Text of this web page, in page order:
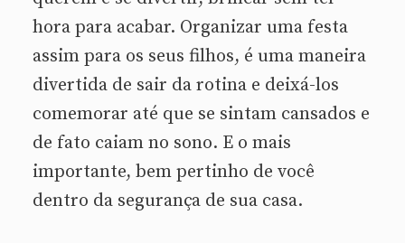
hora para acabar. Organizar uma festa
assim para os seus filhos, é uma maneira
divertida de sair da rotina e deixá-los
comemorar até que se sintam cansados e
de fato caiam no sono. E o mais
importante, bem pertinho de você
dentro da segurança de sua casa.